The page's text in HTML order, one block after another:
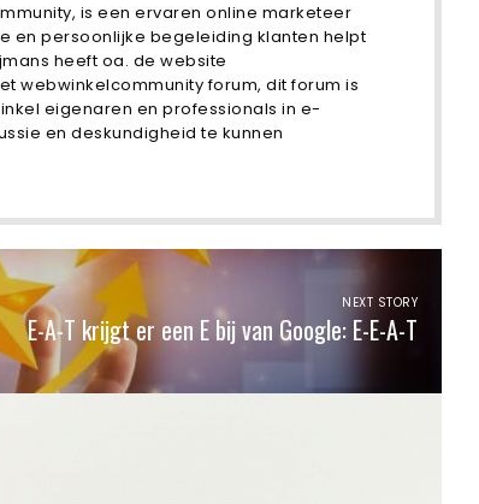
is een ervaren online marketeer
en persoonlijke begeleiding klanten helpt
heeft oa. de website
webwinkelcommunity forum, dit forum is
eigenaren en professionals in e-
en deskundigheid te kunnen
NEXT STORY
E-A-T krijgt er een E bij van Google: E-E-A-T